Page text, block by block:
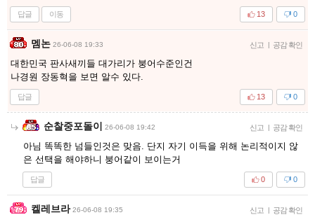
답글 이동 0
13
멤논 26-06-08 19:33 신고 | 공감 확인
대한민국 판사새끼들 대가리가 붕어수준인건
나경원 장동혁을 보면 알수 있다.
답글 0
13
순찰중포돌이 26-06-08 19:42 신고 | 공감 확인
아님 똑똑한 넘들인것은 맞음. 단지 자기 이득을 위해 논리적이지 않
은 선택을 해야하니 붕어같이 보이는거
답글 0
0
켈레브라 26-06-08 19:35 신고 | 공감 확인